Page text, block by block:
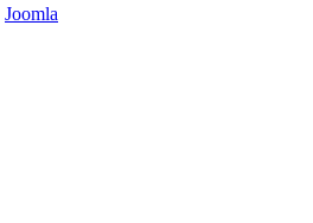
Joomla